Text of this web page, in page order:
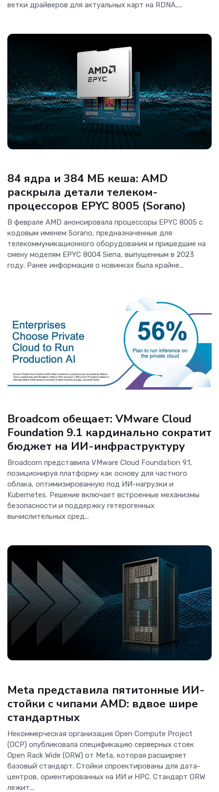
ветки драйверов для актуальных карт на RDNA,...
84 ядра и 384 МБ кеша: AMD
раскрыла детали телеком-
процессоров EPYC 8005 (Sorano)
В феврале AMD анонсировала процессоры EPYC 8005 с
кодовым именем Sorano, предназначенные для
телекоммуникационного оборудования и пришедшие на
смену моделям EPYC 8004 Siena, выпущенным в 2023
году. Ранее информация о новинках была крайне...
Broadcom обещает: VMware Cloud
Foundation 9.1 кардинально сократит
бюджет на ИИ-инфраструктуру
Broadcom представила VMware Cloud Foundation 9.1,
позиционируя платформу как основу для частного
облака, оптимизированную под ИИ-нагрузки и
Kubernetes. Решение включает встроенные механизмы
безопасности и поддержку гетерогенных
вычислительных сред...
Meta представила пятитонные ИИ-
стойки с чипами AMD: вдвое шире
стандартных
Некоммерческая организация Open Compute Project
(OCP) опубликовала спецификацию серверных стоек
Open Rack Wide (ORW) от Meta, которая расширяет
базовый стандарт. Стойки спроектированы для дата-
центров, ориентированных на ИИ и HPC. Стандарт ORW
лежит...